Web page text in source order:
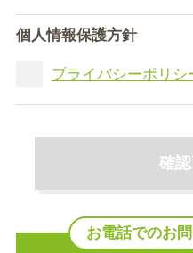
個人情報保護方針
プライバシーポリシ
確
お電話でのお